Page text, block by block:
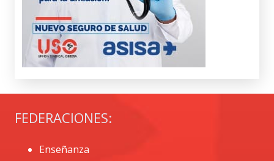
FEDERACIONES:
Enseñanza